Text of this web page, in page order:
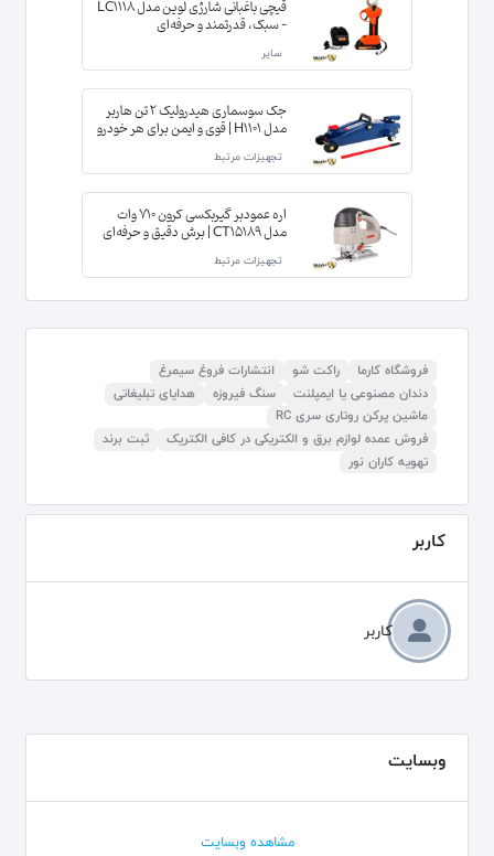
قیچی باغبانی شارژی لوین مدل LC1118
– سبک، قدرتمند و حرفه‌ای
سایر
جک سوسماری هیدرولیک 2 تن هاربر
مدل H1101 | قوی و ایمن برای هر خودرو
تجهیزات مرتبط
اره عمودبر گیربکسی کرون 710 وات
مدل CT15189 | برش دقیق و حرفه‌ای
تجهیزات مرتبط
فروشگاه کارما راکت شو
انتشارات فروغ سیمرغ
دندان مصنوعی یا ایمپلنت
سنگ فیروزه
هدایای تبلیغاتی
ماشین پرکن روتاری سری RC
فروش عمده لوازم برق و الکتریکی در کافی الکتریک
ثبت برند
تهویه کاران نور
کاربر
کاربر
وبسایت
مشاهده وبسایت